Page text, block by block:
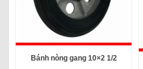
Bánh nòng gang 10×2 1/2